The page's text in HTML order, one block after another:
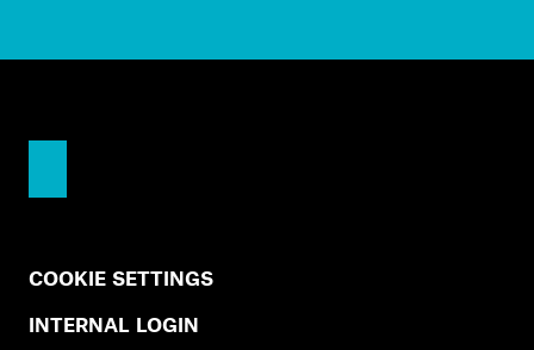
COOKIE SETTINGS
INTERNAL LOGIN